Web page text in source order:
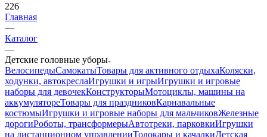
226
Главная
—
Каталог
—
Детские головные уборы
ВелосипедыСамокатыТовары для активного отдыхаКоляски,
ходунки, автокреслаИгрушки и игрыИгрушки и игровые
наборы для девочекКонструкторыМотоциклы, машины на
аккумулятореТовары для праздниковКарнавальные
костюмыИгрушки и игровые наборы для мальчиковЖелезные
дорогиРоботы, трансформерыАвтотреки, парковкиИгрушки
на дистанционном управленииТолокары и качалкиДетская